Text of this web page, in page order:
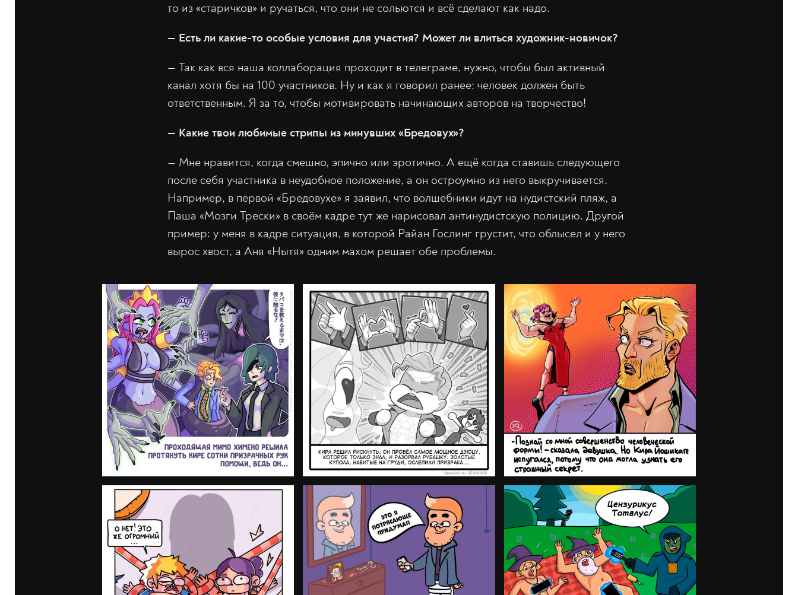
то из «старичков» и ручаться, что они не сольются и всё сделают как надо.
— Есть ли какие-то особые условия для участия? Может ли влиться художник-новичок?
— Так как вся наша коллаборация проходит в телеграме, нужно, чтобы был активный
канал хотя бы на 100 участников. Ну и как я говорил ранее: человек должен быть
ответственным. Я за то, чтобы мотивировать начинающих авторов на творчество!
— Какие твои любимые стрипы из минувших «Бредовух»?
— Мне нравится, когда смешно, эпично или эротично. А ещё когда ставишь следующего
после себя участника в неудобное положение, а он остроумно из него выкручивается.
Например, в первой «Бредовухе» я заявил, что волшебники идут на нудистский пляж, а
Паша «Мозги Трески» в своём кадре тут же нарисовал антинудистскую полицию. Другой
пример: у меня в кадре ситуация, в которой Райан Гослинг грустит, что облысел и у него
вырос хвост, а Аня «Нытя» одним махом решает обе проблемы.